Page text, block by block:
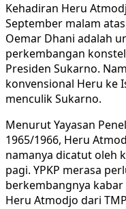
Kehadiran Heru
September malam
Oemar Dhani adalah
perkembangan
Presiden Sukarno.
konvensional Heru ke
menculik Sukarno.
Menurut Yayasan
1965/1966, Heru
namanya dicatut oleh
pagi. YPKP merasa
berkembangnya
Heru Atmodjo dari